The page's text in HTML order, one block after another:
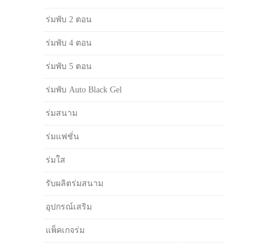
ร่มพับ 2 ตอน
ร่มพับ 4 ตอน
ร่มพับ 5 ตอน
ร่มพับ Auto Black Gel
ร่มสนาม
ร่มแฟชั่น
ร่มใส
รับผลิตร่มสนาม
อุปกรณ์เสริม
แพ็คเกจร่ม